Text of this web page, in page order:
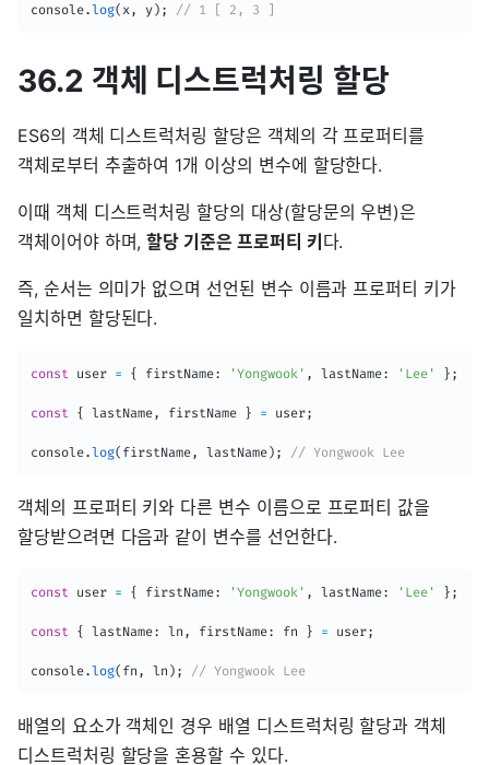
console.log( x , y) ; // 1 [ 2, 3 ]
36.2 객체 디스트럭처링 할당
ES6의 객체 디스트럭처링 할당은 객체의 각 프로퍼티를
객체로부터 추출하여 1개 이상의 변수에 할당한다.
이때 객체 디스트럭처링 할당의 대상(할당문의 우변)은
객체이어야 하며,할당 기준은 프로퍼티 키다.
즉, 순서는 의미가 없으며 선언된 변수 이름과 프로퍼티 키가
일치하면 할당된다.
const user = { firstName: 'Yongwook' , lastName: 'Lee' } ;
const { lastName, firstName } = user;
console.log( firstName, lastName) ; // Yongwook Lee
객체의 프로퍼티 키와 다른 변수 이름으로 프로퍼티 값을
할당받으려면 다음과 같이 변수를 선언한다.
const user = { firstName: 'Yongwook' , lastName: 'Lee' } ;
const { lastName: ln , firstName: fn } = user;
console.log( fn , ln ) ; // Yongwook Lee
배열의 요소가 객체인 경우 배열 디스트럭처링 할당과 객체
디스트럭처링 할당을 혼용할 수 있다.